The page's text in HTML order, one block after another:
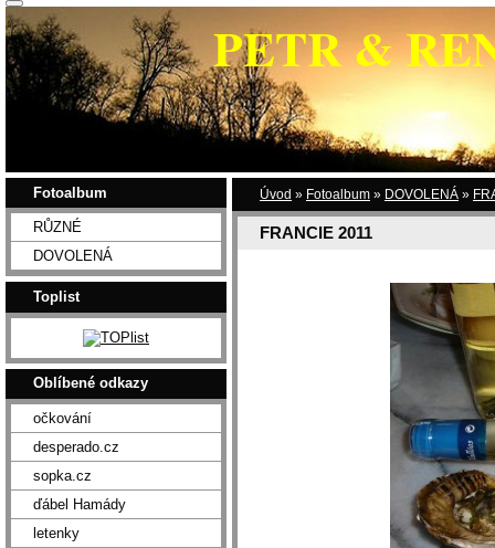
PETR &
Úvod » Fotoalbum » DOVOLENÁ »
FRANCIE 2011
Fotoalbum
RŮZNÉ
DOVOLENÁ
Toplist
Oblíbené odkazy
očkování
desperado.cz
sopka.cz
ďábel Hamády
letenky